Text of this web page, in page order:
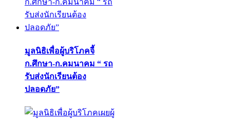
มูลนิธิเพื่อผู้บริโภคจี้
ก.ศึกษา-ก.คมนาคม “ รถ
รับส่งนักเรียนต้อง
ปลอดภัย”